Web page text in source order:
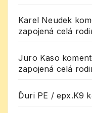
Karel Neudek
zapojená celá
Juro Kaso
zapojená celá
Ďuri PE / epx.K9